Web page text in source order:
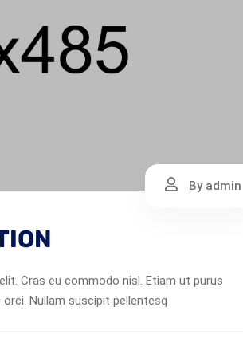
By admin
Cras eu commodo nisl. Etiam ut purus
Nullam suscipit pellentesq